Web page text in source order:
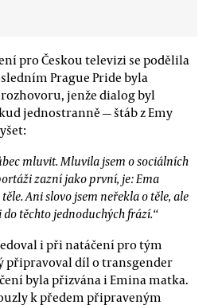
pro Českou televizi se podělila
Prague Pride byla
jenže dialog byl
jednostranně — štáb z Emy
mluvit. Mluvila jsem o sociálních
zazní jako první, je: Ema
Ani slovo jsem neřekla o těle, ale
těchto jednoduchých frází.“
i při natáčení pro tým
připravoval díl o transgender
byla přizvána i Emina matka.
k předem připraveným